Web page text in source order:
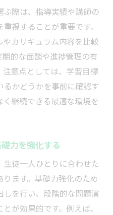
際は、指導実績や講師の
視することが重要です。
カリキュラム内容を比較
的な面談や進捗管理の有
意点としては、学習目標
るかどうかを事前に確認す
継続できる最適な環境を
力を強化する
徒一人ひとりに合わせた
ます。基礎力強化のため
を行い、段階的な問題演
が効果的です。例えば、